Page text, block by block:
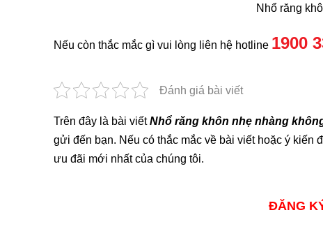
Nhổ răng
Nếu còn thắc mắc gì vui lòng liên hệ hotline 1900
Đánh giá bài viết
Trên đây là bài viếtNhổ răng khôn nhẹ nhàng
gửi đến bạn. Nếu có thắc mắc về bài viết hoặc ý
ưu đãi mới nhất của chúng tôi.
ĐĂNG